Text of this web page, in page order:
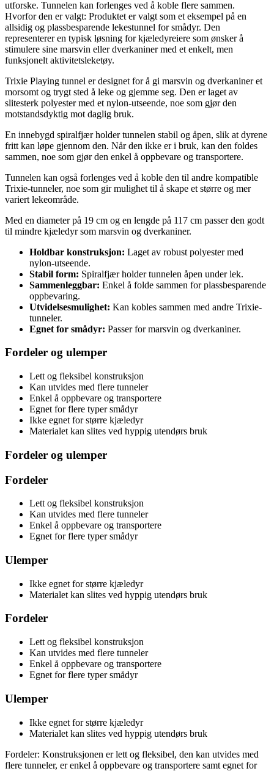
utforske. Tunnelen kan forlenges ved å koble flere sammen.
Hvorfor den er valgt: Produktet er valgt som et eksempel på en
allsidig og plassbesparende lekestunnel for smådyr. Den
representerer en typisk løsning for kjæledyreiere som ønsker å
stimulere sine marsvin eller dverkaniner med et enkelt, men
funksjonelt aktivitetsleketøy.
Trixie Playing tunnel er designet for å gi marsvin og dverkaniner et
morsomt og trygt sted å leke og gjemme seg. Den er laget av
slitesterk polyester med et nylon-utseende, noe som gjør den
motstandsdyktig mot daglig bruk.
En innebygd spiralfjær holder tunnelen stabil og åpen, slik at dyrene
fritt kan løpe gjennom den. Når den ikke er i bruk, kan den foldes
sammen, noe som gjør den enkel å oppbevare og transportere.
Tunnelen kan også forlenges ved å koble den til andre kompatible
Trixie-tunneler, noe som gir mulighet til å skape et større og mer
variert lekeområde.
Med en diameter på 19 cm og en lengde på 117 cm passer den godt
til mindre kjæledyr som marsvin og dverkaniner.
Holdbar konstruksjon: Laget av robust polyester med
nylon-utseende.
Stabil form: Spiralfjær holder tunnelen åpen under lek.
Sammenleggbar: Enkel å folde sammen for plassbesparende
oppbevaring.
Utvidelsesmulighet: Kan kobles sammen med andre Trixie-
tunneler.
Egnet for smådyr: Passer for marsvin og dverkaniner.
Fordeler og ulemper
Lett og fleksibel konstruksjon
Kan utvides med flere tunneler
Enkel å oppbevare og transportere
Egnet for flere typer smådyr
Ikke egnet for større kjæledyr
Materialet kan slites ved hyppig utendørs bruk
Fordeler og ulemper
Fordeler
Lett og fleksibel konstruksjon
Kan utvides med flere tunneler
Enkel å oppbevare og transportere
Egnet for flere typer smådyr
Ulemper
Ikke egnet for større kjæledyr
Materialet kan slites ved hyppig utendørs bruk
Fordeler
Lett og fleksibel konstruksjon
Kan utvides med flere tunneler
Enkel å oppbevare og transportere
Egnet for flere typer smådyr
Ulemper
Ikke egnet for større kjæledyr
Materialet kan slites ved hyppig utendørs bruk
Fordeler: Konstruksjonen er lett og fleksibel, den kan utvides med
flere tunneler, er enkel å oppbevare og transportere samt egnet for